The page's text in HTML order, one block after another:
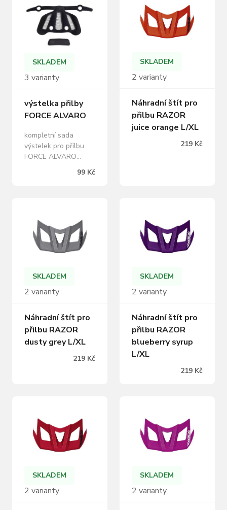
IPX5, dobíjecí pomocí
USB-C. Vlastnosti
Materiál Plast Popis
velikosti standard
Model ATHA03B
zajišťuje dlouhodobý
komfort i při
intenzivních jízdách.
baleno v sáčku
SKLADEM
3 varianty
výstelka přilby
FORCE ALVARO
kompletní sada
výstelek pro přilbu
FORCE ALVARO
velikost XS-S, S-M, L-
XL černá barva se
99 Kč
SKLADEM
2 varianty
Náhradní štít pro
přilbu RAZOR
juice orange L/XL
219 Kč
SKLADEM
2 varianty
Náhradní štít pro
přilbu RAZOR
dusty grey L/XL
219 Kč
SKLADEM
2 varianty
Náhradní štít pro
přilbu RAZOR
blueberry syrup
L/XL
219 Kč
SKLADEM
2 varianty
SKLADEM
2 varianty